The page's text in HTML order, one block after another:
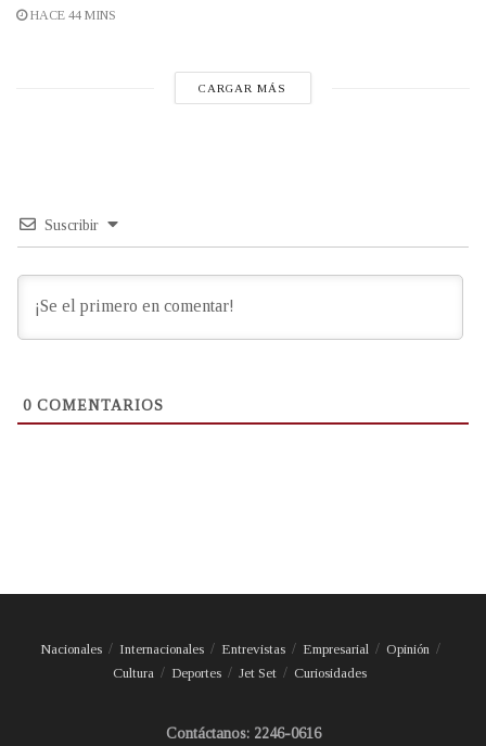
HACE 44 MINS
CARGAR MÁS
Suscribir
0 COMENTARIOS
Nacionales Internacionales Entrevistas Empresarial
Opinión
Cultura
Deportes Jet Set Curiosidades
Contáctanos: 2246-0616